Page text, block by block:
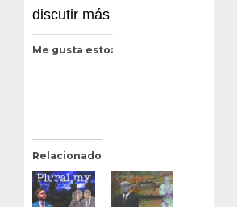
discutir más
Me gusta esto:
Relacionado